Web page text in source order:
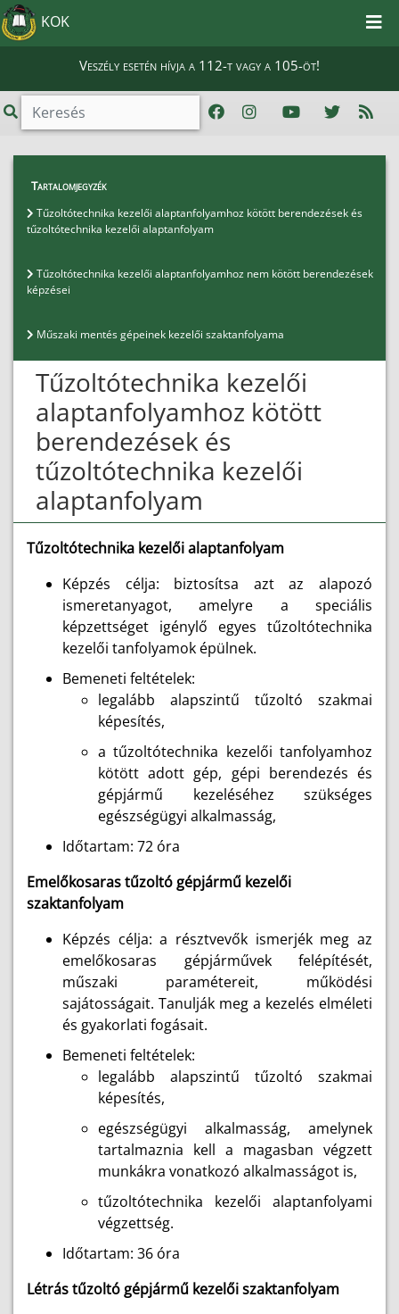
KOK
Veszély esetén hívja a 112-t vagy a 105-öt!
Oktatás, Képzés
Tűzoltótechnika kezelői alaptanfolyamhoz kötött
berendezések és tűzoltótechnika kezelői
Tartalomjegyzék
Tűzoltótechnika kezelői alaptanfolyamhoz kötött berendezések és
tűzoltótechnika kezelői alaptanfolyam
Tűzoltótechnika kezelői alaptanfolyamhoz nem kötött berendezések
képzései
Műszaki mentés gépeinek kezelői szaktanfolyama
Tűzoltótechnika kezelői
alaptanfolyamhoz kötött
berendezések és
tűzoltótechnika kezelői
alaptanfolyam
Tűzoltótechnika kezelői alaptanfolyam
Képzés célja: biztosítsa azt az alapozó
ismeretanyagot, amelyre a speciális
képzettséget igénylő egyes tűzoltótechnika
kezelői tanfolyamok épülnek.
Bemeneti feltételek:
legalább alapszintű tűzoltó szakmai
képesítés,
a tűzoltótechnika kezelői tanfolyamhoz
kötött adott gép, gépi berendezés és
gépjármű kezeléséhez szükséges
egészségügyi alkalmasság,
Időtartam: 72 óra
Emelőkosaras tűzoltó gépjármű kezelői
szaktanfolyam
Képzés célja: a résztvevők ismerjék meg az
emelőkosaras gépjárművek felépítését,
műszaki paramétereit, működési
sajátosságait. Tanulják meg a kezelés elméleti
és gyakorlati fogásait.
Bemeneti feltételek:
legalább alapszintű tűzoltó szakmai
képesítés,
egészségügyi alkalmasság, amelynek
tartalmaznia kell a magasban végzett
munkákra vonatkozó alkalmasságot is,
tűzoltótechnika kezelői alaptanfolyami
végzettség.
Időtartam: 36 óra
Létrás tűzoltó gépjármű kezelői szaktanfolyam